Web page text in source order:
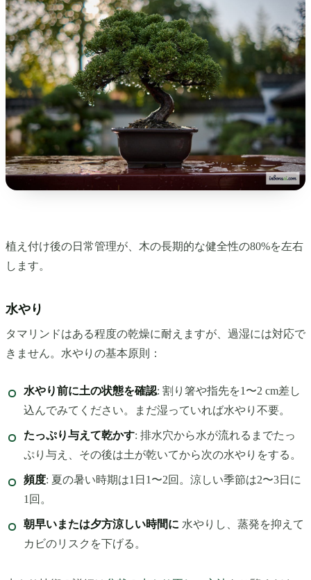
植え付け後の日常管理が、木の長期的な健全性の80%を左右
します。
水やり
タマリンドはある程度の乾燥に耐えますが、過湿には対応で
きません。水やりの基本原則：
水やり前に土の状態を確認: 割り箸や指先を1〜2 cm差し
込んでみてください。まだ湿っていれば水やり不要。
たっぷり与えて乾かす: 排水穴から水が流れるまでたっ
ぷり与え、その後は土が乾いてから次の水やりをする。
頻度: 夏の暑い時期は1日1〜2回。涼しい季節は2〜3日に
1回。
朝早いまたは夕方涼しい時間に 水やりし、蒸発を抑えて
カビのリスクを下げる。